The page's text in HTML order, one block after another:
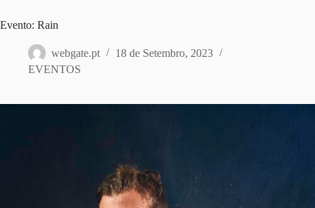
Evento: Rain
webgate.pt
18 de Setembro, 2023
EVENTOS